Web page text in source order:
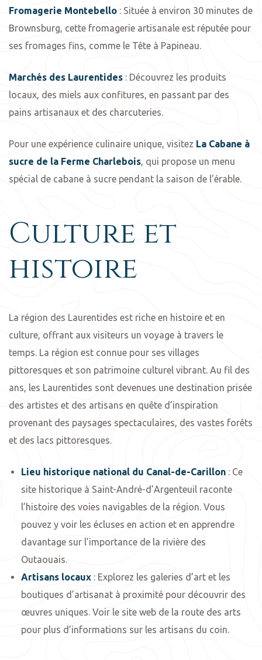
Fromagerie Montebello : Située à environ 30 minutes de
Brownsburg, cette fromagerie artisanale est réputée pour
ses fromages fins, comme le Tête à Papineau.
Marchés des Laurentides : Découvrez les produits
locaux, des miels aux confitures, en passant par des
pains artisanaux et des charcuteries.
Pour une expérience culinaire unique, visitez La Cabane à
sucre de la Ferme Charlebois, qui propose un menu
spécial de cabane à sucre pendant la saison de l’érable.
Culture et
histoire
La région des Laurentides est riche en histoire et en
culture, offrant aux visiteurs un voyage à travers le
temps. La région est connue pour ses villages
pittoresques et son patrimoine culturel vibrant. Au fil des
ans, les Laurentides sont devenues une destination prisée
des artistes et des artisans en quête d’inspiration
provenant des paysages spectaculaires, des vastes forêts
et des lacs pittoresques.
Lieu historique national du Canal-de-Carillon: Ce
site historique à Saint-André-d’Argenteuil raconte
l’histoire des voies navigables de la région. Vous
pouvez y voir les écluses en action et en apprendre
davantage sur l’importance de la rivière des
Outaouais.
Artisans locaux: Explorez les galeries d’art et les
boutiques d’artisanat à proximité pour découvrir des
œuvres uniques. Voir le site web de la route des arts
pour plus d’informations sur les artisans du coin.